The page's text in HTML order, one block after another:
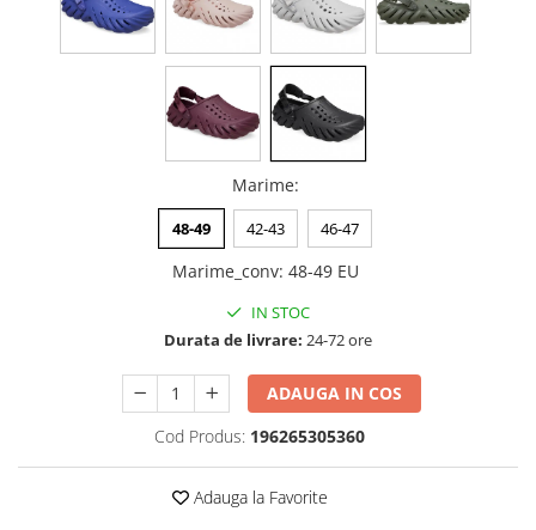
Marime:
48-49 42-43 46-47
Marime_conv: 48-49 EU
IN STOC
Durata de livrare: 24-72 ore
ADAUGA IN COS
Cod Produs: 196265305360
Adauga la Favorite